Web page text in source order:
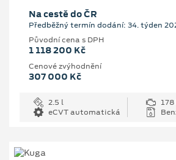
Na cestě do ČR
Předběžný termín dodání: 34. týden
Původní cena s DPH
1 118 200 Kč
Cenové zvýhodnění
307 000 Kč
2.5 l
eCVT automatická